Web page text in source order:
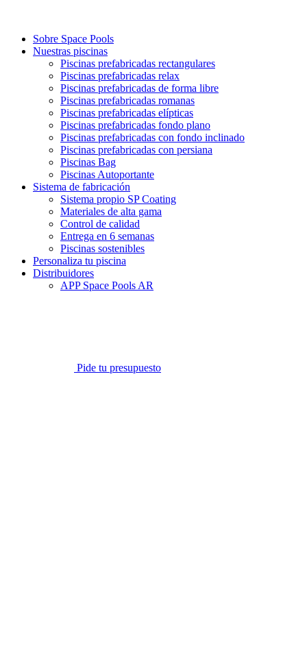
Sobre Space Pools
Nuestras piscinas
Piscinas prefabricadas rectangulares
Piscinas prefabricadas relax
Piscinas prefabricadas de forma libre
Piscinas prefabricadas romanas
Piscinas prefabricadas elípticas
Piscinas prefabricadas fondo plano
Piscinas prefabricadas con fondo inclinado
Piscinas prefabricadas con persiana
Piscinas Bag
Piscinas Autoportante
Sistema de fabricación
Sistema propio SP Coating
Materiales de alta gama
Control de calidad
Entrega en 6 semanas
Piscinas sostenibles
Personaliza tu piscina
Distribuidores
APP Space Pools AR
Pide tu presupuesto